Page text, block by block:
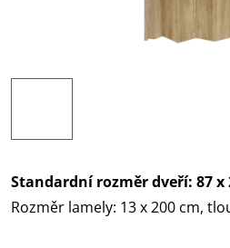
Standardní rozměr dveří: 87 x
Rozměr lamely: 13 x 200 cm,